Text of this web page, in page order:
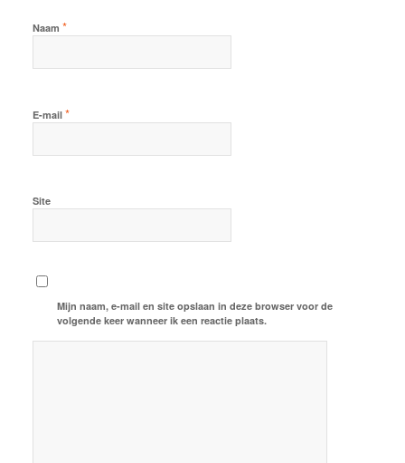
Naam *
E-mail *
Site
Mijn naam, e-mail en site opslaan in deze browser voor de
volgende keer wanneer ik een reactie plaats.